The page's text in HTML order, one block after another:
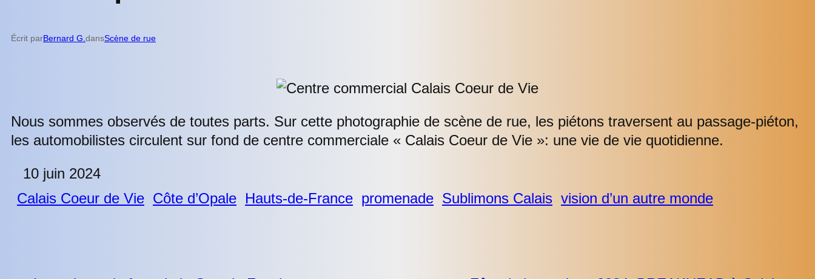
Écrit parBernard G. dansScène de rue
Nous sommes observés de toutes parts. Sur cette photographie de scène de rue, les piétons traversent au passage-piéton,
les automobilistes circulent sur fond de centre commerciale « Calais Coeur de Vie »: une vie de vie quotidienne.
10 juin 2024
Calais Coeur de Vie Côte d’Opale Hauts-de-France promenade Sublimons Calais vision d’un autre monde